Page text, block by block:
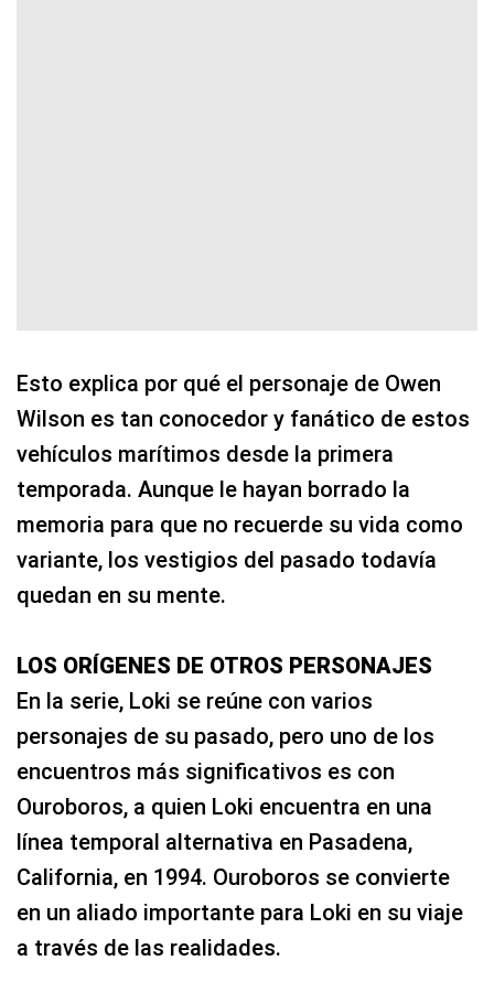
Esto explica por qué el personaje de Owen
Wilson es tan conocedor y fanático de estos
vehículos marítimos desde la primera
temporada. Aunque le hayan borrado la
memoria para que no recuerde su vida como
variante, los vestigios del pasado todavía
quedan en su mente.
LOS ORÍGENES DE OTROS PERSONAJES
En la serie, Loki se reúne con varios
personajes de su pasado, pero uno de los
encuentros más significativos es con
Ouroboros, a quien Loki encuentra en una
línea temporal alternativa en Pasadena,
California, en 1994. Ouroboros se convierte
en un aliado importante para Loki en su viaje
a través de las realidades.